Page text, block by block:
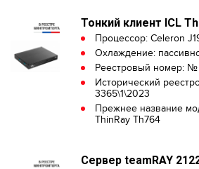
Тонкий клиент ICL
Процессор: Celeron
Охлаждение:
Реестровый номер: №
Исторический
3365\1\2023
Прежнее название
ThinRay Th764
Сервер teamRAY